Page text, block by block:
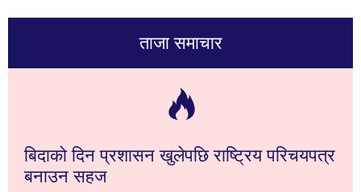
ताजा समाचार
बिदाको दिन प्रशासन खुलेपछि राष्ट्रिय परिचयपत्र
बनाउन सहज